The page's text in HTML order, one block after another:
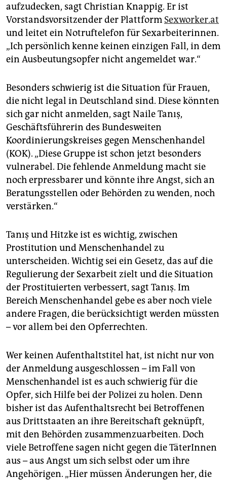
aufzudecken, sagt Christian Knappig. Er ist
Vorstandsvorsitzender der Plattform Sexworker.at
und leitet ein Notruftelefon für Sexarbeiterinnen.
„Ich persönlich kenne keinen einzigen Fall, in dem
ein Ausbeutungsopfer nicht angemeldet war.“
Besonders schwierig ist die Situation für Frauen,
die nicht legal in Deutschland sind. Diese könnten
sich gar nicht anmelden, sagt Naile Tanış,
Geschäftsführerin des Bundesweiten
Koordinierungskreises gegen Menschenhandel
(KOK). „Diese Gruppe ist schon jetzt besonders
vulnerabel. Die fehlende Anmeldung macht sie
noch erpressbarer und könnte ihre Angst, sich an
Beratungsstellen oder Behörden zu wenden, noch
verstärken.“
Tanış und Hitzke ist es wichtig, zwischen
Prostitution und Menschenhandel zu
unterscheiden. Wichtig sei ein Gesetz, das auf die
Regulierung der Sexarbeit zielt und die Situation
der Prostituierten verbessert, sagt Tanış. Im
Bereich Menschenhandel gebe es aber noch viele
andere Fragen, die berücksichtigt werden müssten
– vor allem bei den Opferrechten.
Wer keinen Aufenthaltstitel hat, ist nicht nur von
der Anmeldung ausgeschlossen – im Fall von
Menschenhandel ist es auch schwierig für die
Opfer, sich Hilfe bei der Polizei zu holen. Denn
bisher ist das Aufenthaltsrecht bei Betroffenen
aus Drittstaaten an ihre Bereitschaft geknüpft,
mit den Behörden zusammenzuarbeiten. Doch
viele Betroffene sagen nicht gegen die TäterInnen
aus – aus Angst um sich selbst oder um ihre
Angehörigen. „Hier müssen Änderungen her, die